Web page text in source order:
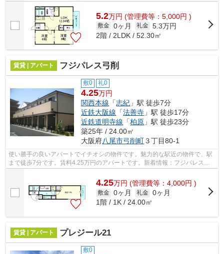
5.2万円 (管理費等：5,000円 )
敷金 0ヶ月 礼金 5.3万円
2階 / 2LDK / 52.30㎡
賃貸 | アパート フジパレス弓削
敷0 礼0
4.25万円
関西本線 「志紀 」駅 徒歩7分
近鉄大阪線 「法善寺 」駅 徒歩17分
近鉄道明寺線 「柏原 」駅 徒歩23分
築25年 / 24.00㎡
大阪府八尾市弓削町３丁目80-1
使い勝手の良いアパートでイチオシの物件です。魅力的な駅近の物件で、駅
まで徒歩7分です。賃料4.25万円のアパートです。新着情報：フジパレス弓
削の空室情報ならコチラ。丁寧かつ迅速...
4.25万円 (管理費等：4,000円 )
敷金 0ヶ月 礼金 0ヶ月
1階 / 1K / 24.00㎡
賃貸 | アパート プレジール21
敷0